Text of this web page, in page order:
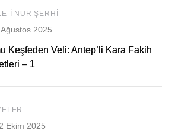
I NUR ŞERHI
2025
Keşfeden Veli: Antep’li Kara Fakih
– 1
Ekim 2025